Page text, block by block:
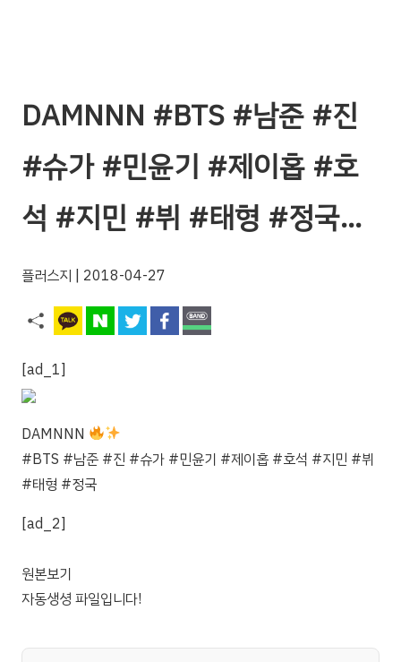
DAMNNN #BTS #남준 #진
#슈가 #민윤기 #제이홉 #호
석 #지민 #뷔 #태형 #정국…
플러스지 | 2018-04-27
[ad_1]
DAMNNN
#BTS #남준 #진 #슈가 #민윤기 #제이홉 #호석 #지민 #뷔
#태형 #정국
[ad_2]
원본보기
자동생셩 파일입니다!